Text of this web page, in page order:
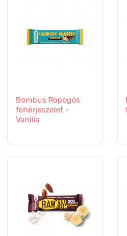
Bombus Ropogós
fehérjeszelet -
Vanília